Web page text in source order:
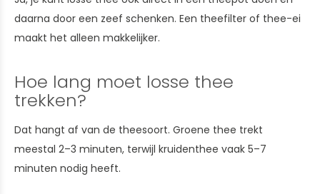
daarna door een zeef schenken. Een theefilter of thee-ei
maakt het alleen makkelijker.
Hoe lang moet losse thee
trekken?
Dat hangt af van de theesoort. Groene thee trekt
meestal 2–3 minuten, terwijl kruidenthee vaak 5–7
minuten nodig heeft.